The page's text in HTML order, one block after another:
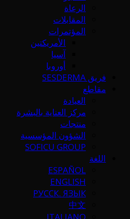
الرعاة
المقابلات
المؤتمرات
الأمريكتين
آسيا
أوروبا
فريق SESDERMA
مقاطع
العيادة
مركز العناية بالبشرة
منتجات
الشؤون المؤسسية
SOFICU GROUP
اللغة
ESPAÑOL
ENGLISH
РУССК. ЯЗЫК
中文